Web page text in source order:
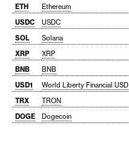
ETH Ethereum
USDC
USDC
SOL
Solana
XRP
XRP
BNB
BNB
USD1
World Liberty Financial USD
TRX
TRON
DOGE
Dogecoin